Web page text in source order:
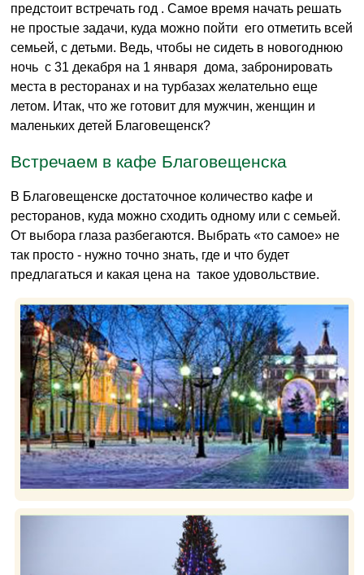
предстоит встречать год . Самое время начать решать
не простые задачи, куда можно пойти его отметить всей
семьей, с детьми. Ведь, чтобы не сидеть в новогоднюю
ночь с 31 декабря на 1 января дома, забронировать
места в ресторанах и на турбазах желательно еще
летом. Итак, что же готовит для мужчин, женщин и
маленьких детей Благовещенск?
Встречаем в кафе Благовещенска
В Благовещенске достаточное количество кафе и
ресторанов, куда можно сходить одному или с семьей.
От выбора глаза разбегаются. Выбрать «то самое» не
так просто - нужно точно знать, где и что будет
предлагаться и какая цена на такое удовольствие.